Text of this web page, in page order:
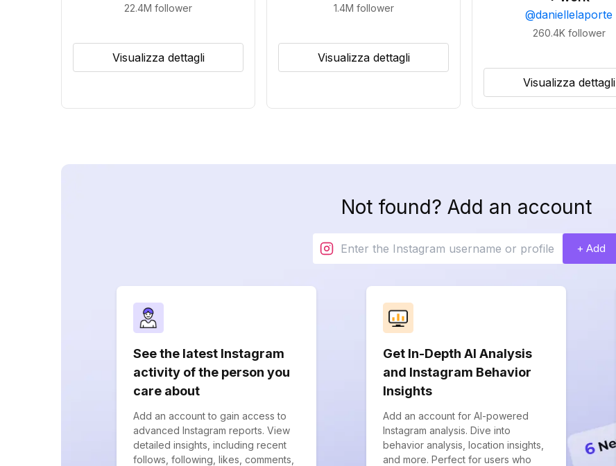
22.4M follower
Visualizza dettagli
1.4M follower
Visualizza dettagli
@daniellelaporte
260.4K follower
Visualizza dettagli
Not found? Add an account
+ Add
See the latest Instagram
activity of the person you
care about
Add an account to gain access to
advanced Instagram reports. View
detailed insights, including recent
follows, following, likes, comments,
Get In-Depth AI Analysis
and Instagram Behavior
Insights
Add an account for AI-powered
Instagram analysis. Dive into
behavior analysis, location insights,
and more. Perfect for users who